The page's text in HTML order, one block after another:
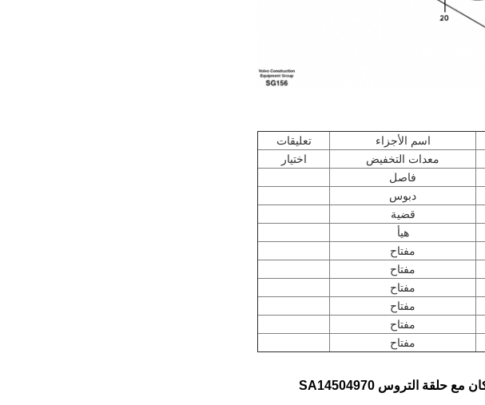
اسم الأجزاء
تعليقات
معدات التخفيض
اختيار
فاصل
دبوس
قضية
هيأ
مفتاح
مفتاح
مفتاح
مفتاح
مفتاح
مفتاح